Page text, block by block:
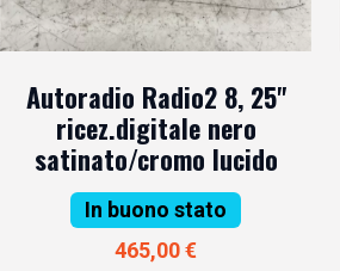
Autoradio Radio2 8, 25"
ricez.digitale nero
satinato/cromo lucido
In buono stato
465,00 €